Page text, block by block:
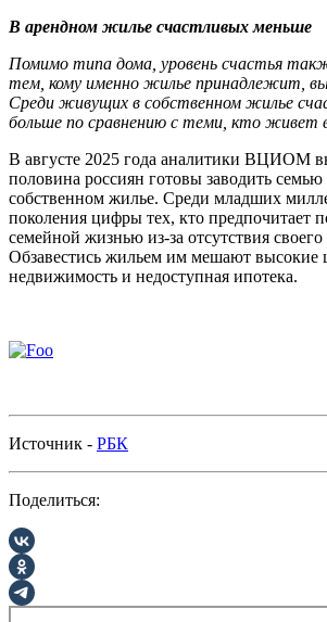
В арендном жилье счастливых меньше
Помимо типа дома, уровень счастья
тем, кому именно жилье принадлежит,
Среди живущих в собственном жилье
больше по сравнению с теми, кто живет
В августе 2025 года аналитики ВЦИОМ
половина россиян готовы заводить
собственном жилье. Среди младших
поколения цифры тех, кто предпочитает
семейной жизнью из-за отсутствия
Обзавестись жильем им мешают высокие
недвижимость и недоступная ипотека.
Источник - РБК
Поделиться: